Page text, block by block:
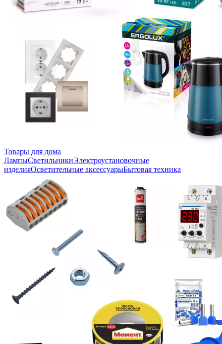
Товары для дома
ЛампыСветильникиЭлектроустановочные
изделияОсветительные аксессуарыБытовая техника